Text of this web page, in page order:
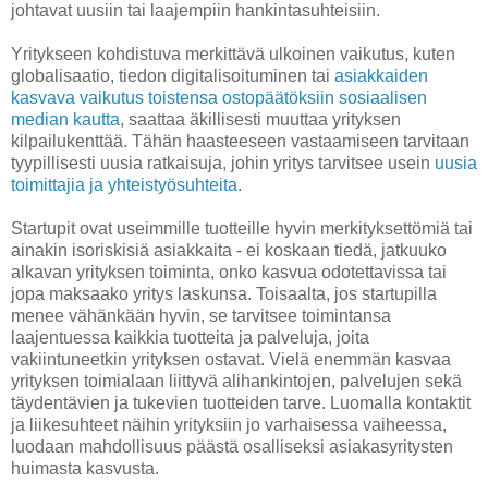
johtavat uusiin tai laajempiin hankintasuhteisiin.
Yritykseen kohdistuva merkittävä ulkoinen vaikutus, kuten
globalisaatio, tiedon digitalisoituminen tai asiakkaiden
kasvava vaikutus toistensa ostopäätöksiin sosiaalisen
median kautta, saattaa äkillisesti muuttaa yrityksen
kilpailukenttää. Tähän haasteeseen vastaamiseen tarvitaan
tyypillisesti uusia ratkaisuja, johin yritys tarvitsee usein uusia
toimittajia ja yhteistyösuhteita.
Startupit ovat useimmille tuotteille hyvin merkityksettömiä tai
ainakin isoriskisiä asiakkaita - ei koskaan tiedä, jatkuuko
alkavan yrityksen toiminta, onko kasvua odotettavissa tai
jopa maksaako yritys laskunsa. Toisaalta, jos startupilla
menee vähänkään hyvin, se tarvitsee toimintansa
laajentuessa kaikkia tuotteita ja palveluja, joita
vakiintuneetkin yrityksen ostavat. Vielä enemmän kasvaa
yrityksen toimialaan liittyvä alihankintojen, palvelujen sekä
täydentävien ja tukevien tuotteiden tarve. Luomalla kontaktit
ja liikesuhteet näihin yrityksiin jo varhaisessa vaiheessa,
luodaan mahdollisuus päästä osalliseksi asiakasyritysten
huimasta kasvusta.